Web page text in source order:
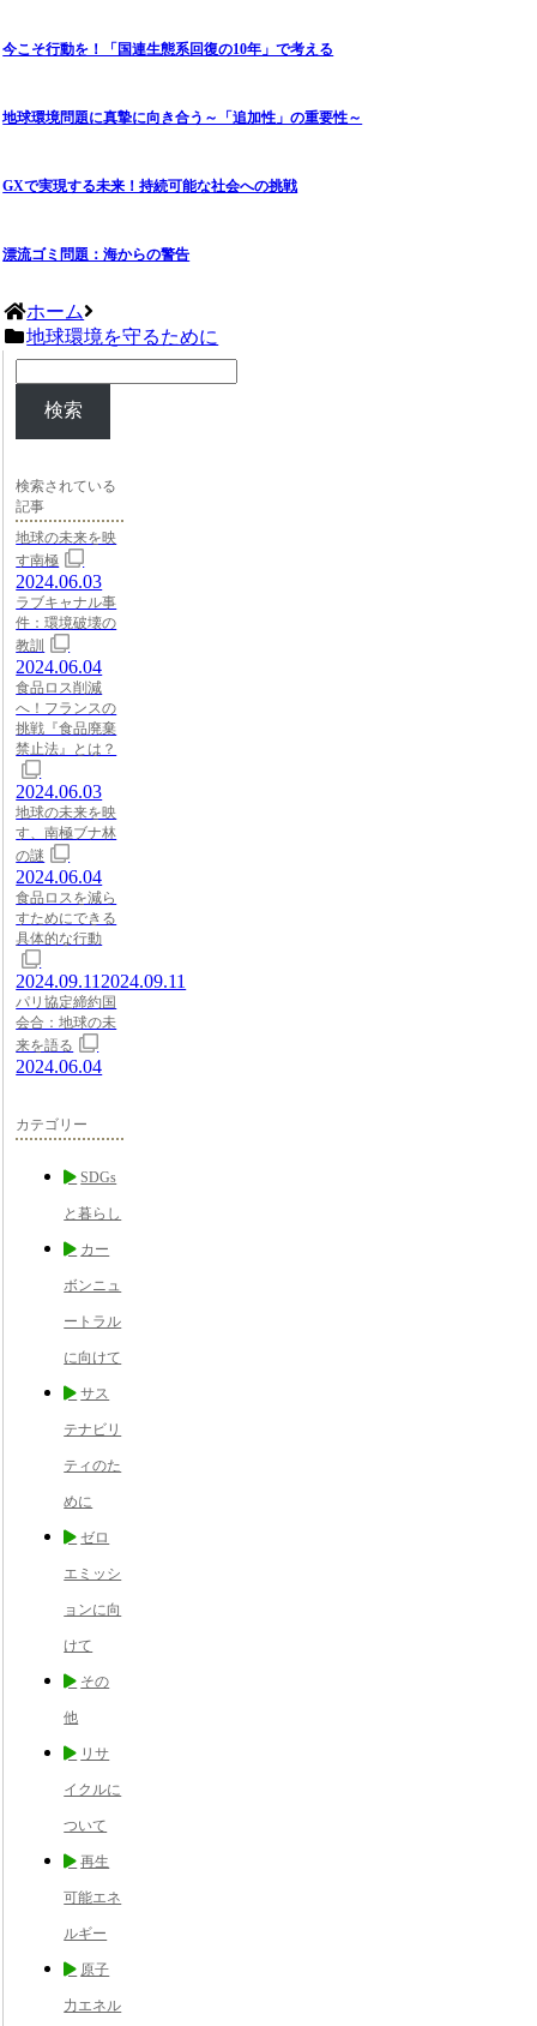
今こそ行動を！「国連生態系回復の10年」で考える
地球環境問題に真摯に向き合う～「追加性」の重要性～
GXで実現する未来！持続可能な社会への挑戦
漂流ゴミ問題：海からの警告
ホーム
地球環境を守るために
検索
検索されている
記事
地球の未来を映
す南極
2024.06.03
ラブキャナル事
件：環境破壊の
教訓
2024.06.04
食品ロス削減
へ！フランスの
挑戦『食品廃棄
禁止法』とは？
2024.06.03
地球の未来を映
す、南極ブナ林
の謎
2024.06.04
食品ロスを減ら
すためにできる
具体的な行動
2024.09.11 2024.09.11
パリ協定締約国
会合：地球の未
来を語る
2024.06.04
カテゴリー
SDGs
と暮らし
カー
ボンニュ
ートラル
に向けて
サス
テナビリ
ティのた
めに
ゼロ
エミッシ
ョンに向
けて
その
他
リサ
イクルに
ついて
再生
可能エネ
ルギー
原子
力エネル